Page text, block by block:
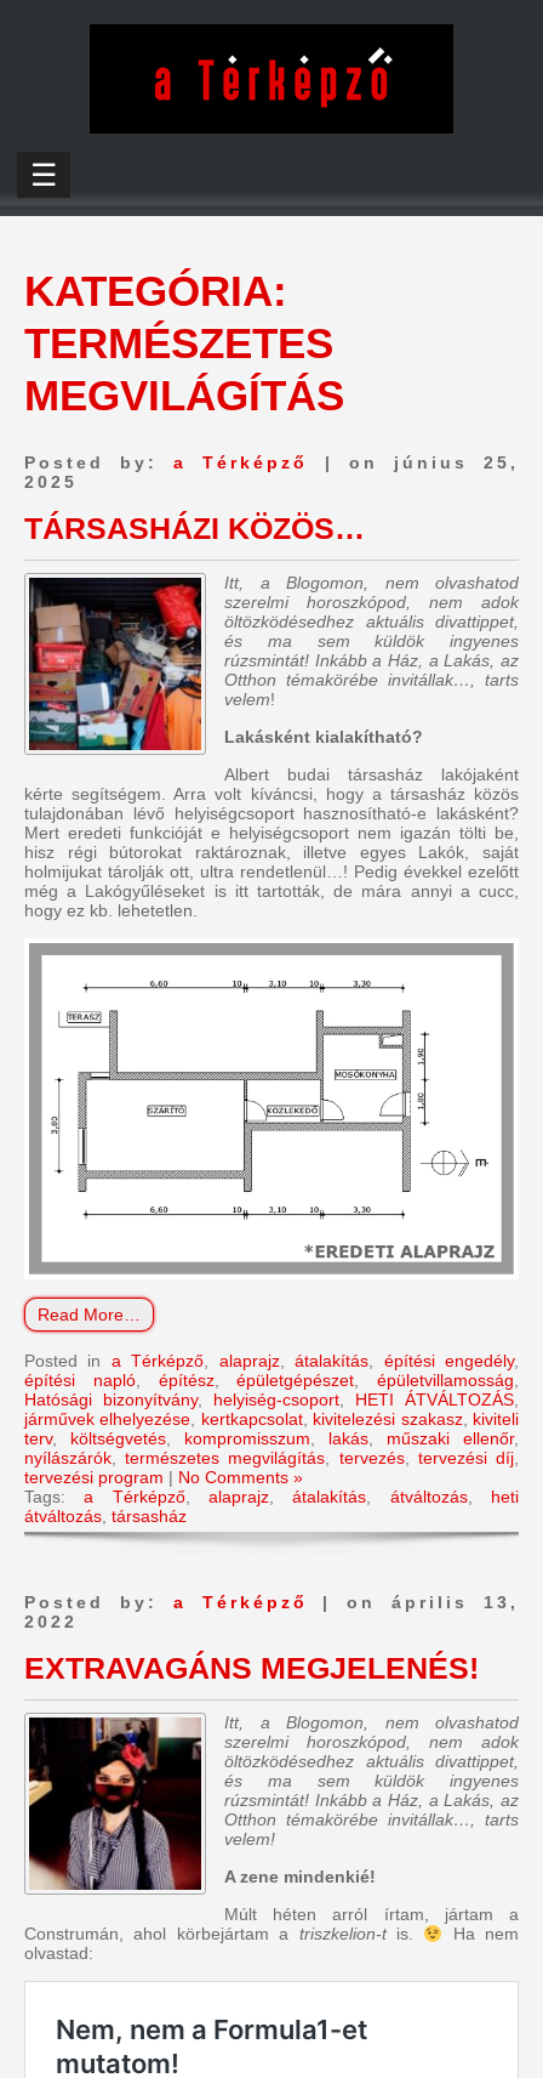
☰
KATEGÓRIA:
TERMÉSZETES
MEGVILÁGÍTÁS
Posted by:a Térképző
| on június 25,
2025
TÁRSASHÁZI KÖZÖS…
Itt, a Blogomon, nem olvashatod
szerelmi horoszkópod, nem adok
öltözködésedhez aktuális divattippet,
és ma sem küldök ingyenes
rúzsmintát! Inkább a Ház, a Lakás, az
Otthon témakörébe invitállak…, tarts
velem!
Lakásként kialakítható?
Albert budai társasház lakójaként
kérte segítségem. Arra volt kíváncsi, hogy a társasház közös
tulajdonában lévő helyiségcsoport hasznosítható-e lakásként?
Mert eredeti funkcióját e helyiségcsoport nem igazán tölti be,
hisz régi bútorokat raktároznak, illetve egyes Lakók, saját
holmijukat tárolják ott, ultra rendetlenül…! Pedig évekkel ezelőtt
még a Lakógyűléseket is itt tartották, de mára annyi a cucc,
hogy ez kb. lehetetlen.
Read More…
Posted in a Térképző, alaprajz,átalakítás, építési engedély,
építési napló, építész,épületgépészet, épületvillamosság,
Hatósági bizonyítvány, helyiség-csoport, HETI ÁTVÁLTOZÁS,
járművek elhelyezése, kertkapcsolat, kivitelezési szakasz, kiviteli
terv, költségvetés, kompromisszum, lakás, műszaki ellenőr,
nyílászárók,természetes megvilágítás, tervezés, tervezési díj,
tervezési program | No Comments »
Tags:a Térképző,alaprajz,átalakítás, átváltozás, heti
átváltozás, társasház
Posted by: a Térképző
| on április 13,
2022
EXTRAVAGÁNS MEGJELENÉS!
Itt, a Blogomon, nem olvashatod
szerelmi horoszkópod, nem adok
öltözködésedhez aktuális divattippet,
és ma sem küldök ingyenes
rúzsmintát! Inkább a Ház, a Lakás, az
Otthon témakörébe invitállak…, tarts
velem!
A zene mindenkié!
Múlt héten arról írtam, jártam a
Construmán, ahol körbejártam a triszkelion-t is.
Ha nem
olvastad: